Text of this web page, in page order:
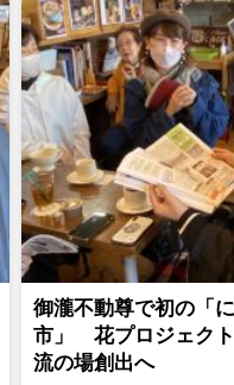
御瀧不動尊で初の「
市」 花プロジェク
流の場創出へ